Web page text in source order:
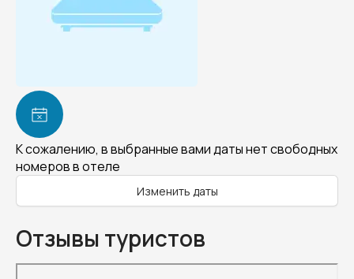
К сожалению, в выбранные вами даты нет свободных
номеров в отеле
Изменить даты
Отзывы туристов